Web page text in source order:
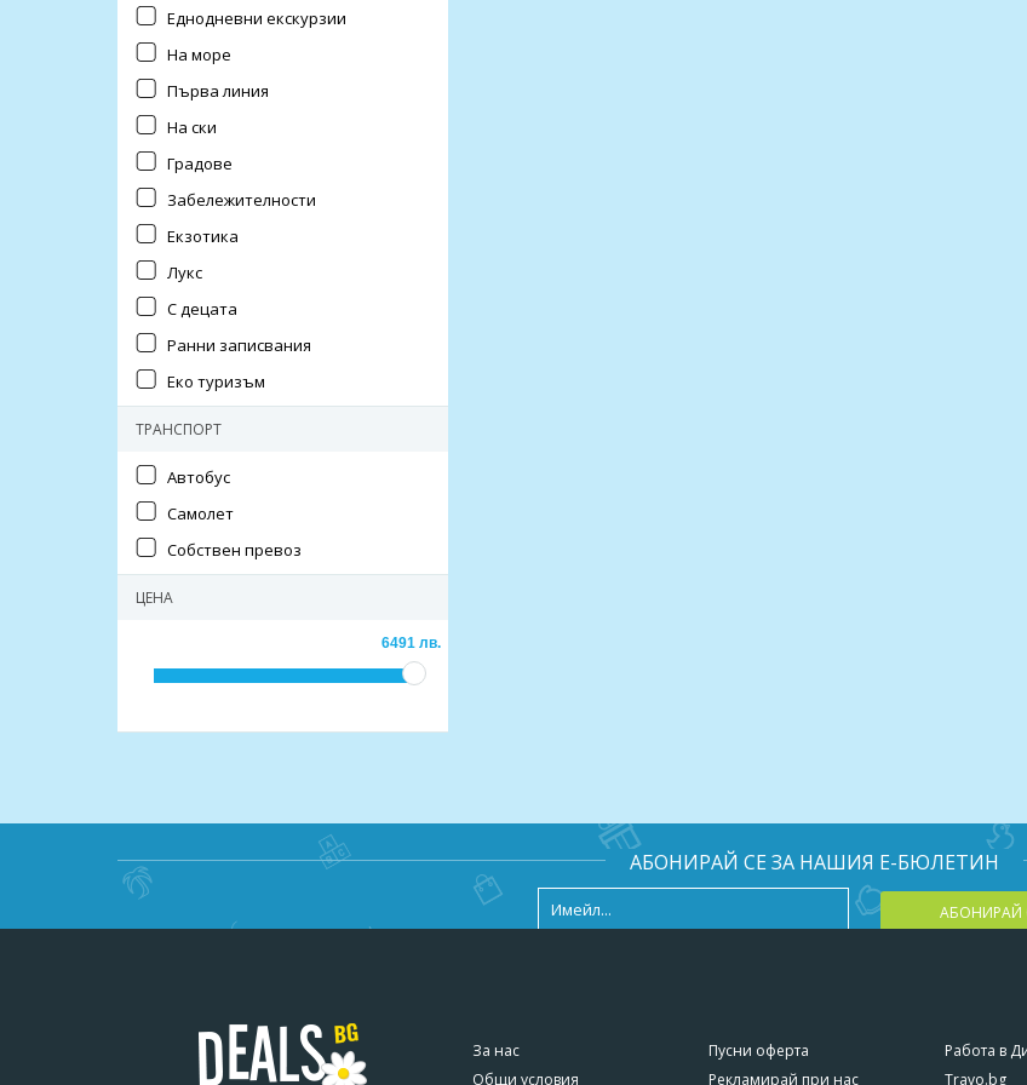
Еднодневни екскурзии
На море
Първа линия
На ски
Градове
Забележителности
Екзотика
Лукс
С децата
Ранни записвания
Еко туризъм
ТРАНСПОРТ
Автобус
Самолет
Собствен превоз
ЦЕНА
6491 лв.
АБОНИРАЙ СЕ ЗА НАШИЯ Е-БЮЛЕТИН
АБОНИРАЙ
За нас
Общи условия
Пусни оферта
Рекламирай при нас
Работа в
Travo.bg